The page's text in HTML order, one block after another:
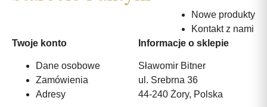
Nowe produkty
Kontakt z nami
Twoje konto
Dane osobowe
Zamówienia
Adresy
Informacje o sklepie
Sławomir Bitner
ul. Srebrna 36
44-240 Żory, Polska